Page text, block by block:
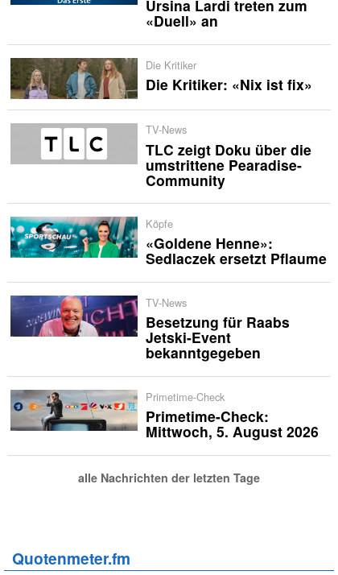
Ursina Lardi treten zum
«Duell» an
Die Kritiker
Die Kritiker: «Nix ist fix»
TV-News
TLC zeigt Doku über die
umstrittene Pearadise-
Community
Köpfe
«Goldene Henne»:
Sedlaczek ersetzt Pflaume
TV-News
Besetzung für Raabs
Jetski-Event
bekanntgegeben
Primetime-Check
Primetime-Check:
Mittwoch, 5. August 2026
alle Nachrichten der letzten Tage
Quotenmeter.fm